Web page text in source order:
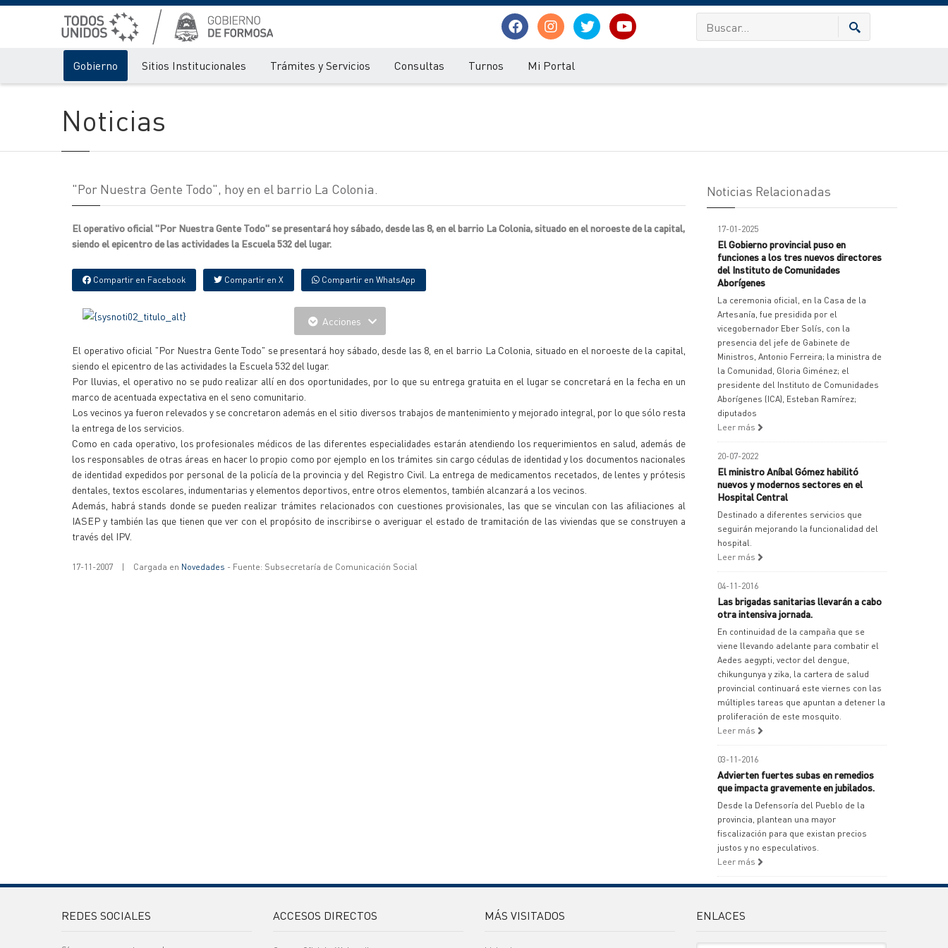
Gobierno Sitios Institucionales Trámites y Servicios Consultas Turnos Mi Portal
Noticias
"Por Nuestra Gente Todo", hoy en el barrio La Colonia.
El operativo oficial "Por Nuestra Gente Todo" se presentará hoy sábado, desde las 8, en el barrio La Colonia, situado en el noroeste de la capital,
siendo el epicentro de las actividades la Escuela 532 del lugar.
Compartir en Facebook Compartir en X Compartir en WhatsApp
Acciones
El operativo oficial "Por Nuestra Gente Todo" se presentará hoy sábado, desde las 8, en el barrio La Colonia, situado en el noroeste de la capital,
siendo el epicentro de las actividades la Escuela 532 del lugar.
Por lluvias, el operativo no se pudo realizar allí en dos oportunidades, por lo que su entrega gratuita en el lugar se concretará en la fecha en un
marco de acentuada expectativa en el seno comunitario.
Los vecinos ya fueron relevados y se concretaron además en el sitio diversos trabajos de mantenimiento y mejorado integral, por lo que sólo resta
la entrega de los servicios.
Como en cada operativo, los profesionales médicos de las diferentes especialidades estarán atendiendo los requerimientos en salud, además de
los responsables de otras áreas en hacer lo propio como por ejemplo en los trámites sin cargo cédulas de identidad y los documentos nacionales
de identidad expedidos por personal de la policía de la provincia y del Registro Civil. La entrega de medicamentos recetados, de lentes y prótesis
dentales, textos escolares, indumentarias y elementos deportivos, entre otros elementos, también alcanzará a los vecinos.
Además, habrá stands donde se pueden realizar trámites relacionados con cuestiones provisionales, las que se vinculan con las afiliaciones al
IASEP y también las que tienen que ver con el propósito de inscribirse o averiguar el estado de tramitación de las viviendas que se construyen a
través del IPV.
17-11-2007 | Cargada en Novedades - Fuente: Subsecretaría de Comunicación Social
Noticias Relacionadas
17-01-2025
El Gobierno provincial puso en
funciones a los tres nuevos directores
del Instituto de Comunidades
Aborígenes
La ceremonia oficial, en la Casa de la
Artesanía, fue presidida por el
vicegobernador Eber Solís, con la
presencia del jefe de Gabinete de
Ministros, Antonio Ferreira; la ministra de
la Comunidad, Gloria Giménez; el
presidente del Instituto de Comunidades
Aborígenes (ICA), Esteban Ramírez;
diputados
Leer más
20-07-2022
El ministro Aníbal Gómez habilitó
nuevos y modernos sectores en el
Hospital Central
Destinado a diferentes servicios que
seguirán mejorando la funcionalidad del
hospital.
Leer más
04-11-2016
Las brigadas sanitarias llevarán a cabo
otra intensiva jornada.
En continuidad de la campaña que se
viene llevando adelante para combatir el
Aedes aegypti, vector del dengue,
chikungunya y zika, la cartera de salud
provincial continuará este viernes con las
múltiples tareas que apuntan a detener la
proliferación de este mosquito.
Leer más
03-11-2016
Advierten fuertes subas en remedios
que impacta gravemente en jubilados.
Desde la Defensoría del Pueblo de la
provincia, plantean una mayor
fiscalización para que existan precios
justos y no especulativos.
Leer más
REDES SOCIALES ACCESOS DIRECTOS MÁS VISITADOS ENLACES